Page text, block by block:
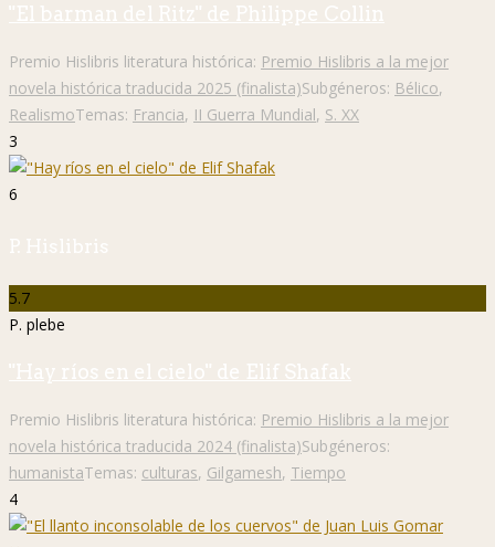
"El barman del Ritz" de Philippe Collin
Premio Hislibris literatura histórica: Premio Hislibris a la mejor
novela histórica traducida 2025 (finalista)Subgéneros: Bélico,
RealismoTemas: Francia, II Guerra Mundial, S. XX
3
6
P. Hislibris
5.7
P. plebe
"Hay ríos en el cielo" de Elif Shafak
Premio Hislibris literatura histórica: Premio Hislibris a la mejor
novela histórica traducida 2024 (finalista)Subgéneros:
humanistaTemas: culturas, Gilgamesh, Tiempo
4